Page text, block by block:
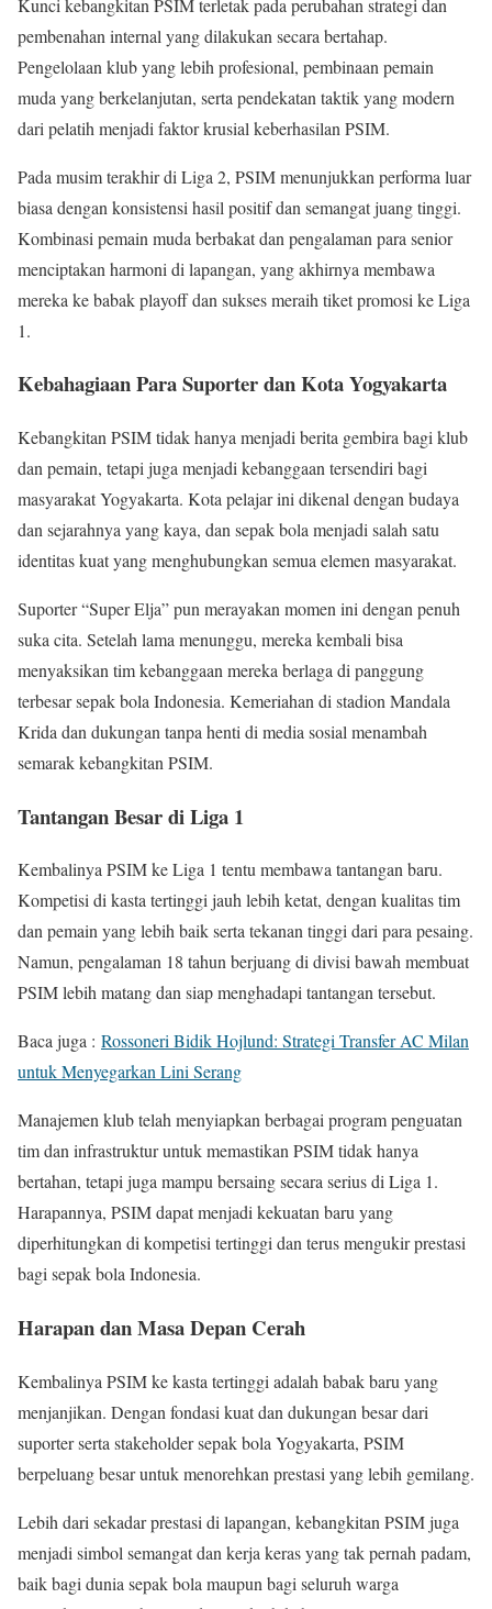
pembenahan internal yang dilakukan secara bertahap.
Pengelolaan klub yang lebih profesional, pembinaan pemain
muda yang berkelanjutan, serta pendekatan taktik yang modern
dari pelatih menjadi faktor krusial keberhasilan PSIM.
Pada musim terakhir di Liga 2, PSIM menunjukkan performa luar
biasa dengan konsistensi hasil positif dan semangat juang tinggi.
Kombinasi pemain muda berbakat dan pengalaman para senior
menciptakan harmoni di lapangan, yang akhirnya membawa
mereka ke babak playoff dan sukses meraih tiket promosi ke Liga
1.
Kebahagiaan Para Suporter dan Kota Yogyakarta
Kebangkitan PSIM tidak hanya menjadi berita gembira bagi klub
dan pemain, tetapi juga menjadi kebanggaan tersendiri bagi
masyarakat Yogyakarta. Kota pelajar ini dikenal dengan budaya
dan sejarahnya yang kaya, dan sepak bola menjadi salah satu
identitas kuat yang menghubungkan semua elemen masyarakat.
Suporter “Super Elja” pun merayakan momen ini dengan penuh
suka cita. Setelah lama menunggu, mereka kembali bisa
menyaksikan tim kebanggaan mereka berlaga di panggung
terbesar sepak bola Indonesia. Kemeriahan di stadion Mandala
Krida dan dukungan tanpa henti di media sosial menambah
semarak kebangkitan PSIM.
Tantangan Besar di Liga 1
Kembalinya PSIM ke Liga 1 tentu membawa tantangan baru.
Kompetisi di kasta tertinggi jauh lebih ketat, dengan kualitas tim
dan pemain yang lebih baik serta tekanan tinggi dari para pesaing.
Namun, pengalaman 18 tahun berjuang di divisi bawah membuat
PSIM lebih matang dan siap menghadapi tantangan tersebut.
Baca juga : Rossoneri Bidik Hojlund: Strategi Transfer AC Milan
untuk Menyegarkan Lini Serang
Manajemen klub telah menyiapkan berbagai program penguatan
tim dan infrastruktur untuk memastikan PSIM tidak hanya
bertahan, tetapi juga mampu bersaing secara serius di Liga 1.
Harapannya, PSIM dapat menjadi kekuatan baru yang
diperhitungkan di kompetisi tertinggi dan terus mengukir prestasi
bagi sepak bola Indonesia.
Harapan dan Masa Depan Cerah
Kembalinya PSIM ke kasta tertinggi adalah babak baru yang
menjanjikan. Dengan fondasi kuat dan dukungan besar dari
suporter serta stakeholder sepak bola Yogyakarta, PSIM
berpeluang besar untuk menorehkan prestasi yang lebih gemilang.
Lebih dari sekadar prestasi di lapangan, kebangkitan PSIM juga
menjadi simbol semangat dan kerja keras yang tak pernah padam,
baik bagi dunia sepak bola maupun bagi seluruh warga